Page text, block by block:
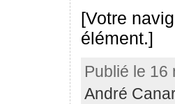
[Votre
élément.]
Publié le
André